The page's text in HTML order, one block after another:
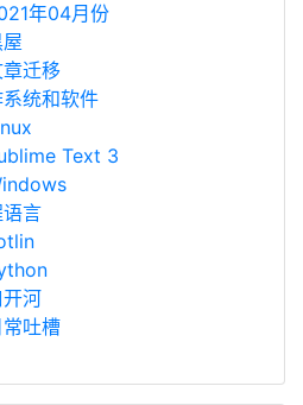
年04月份
迁移
统和软件
Text 3
言
河
常吐槽